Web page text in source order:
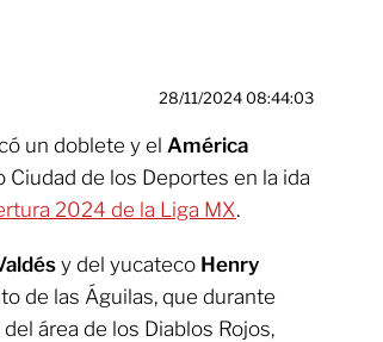
28/11/2024 08:44:03
un doblete y el América
Ciudad de los Deportes en la ida
2024 de la Liga MX.
y del yucateco Henry
de las Águilas, que durante
área de los Diablos Rojos,